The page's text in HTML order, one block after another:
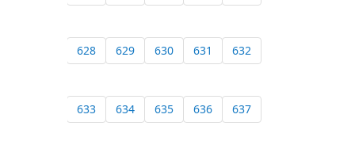
628 629 630 631 632
633 634 635 636 637